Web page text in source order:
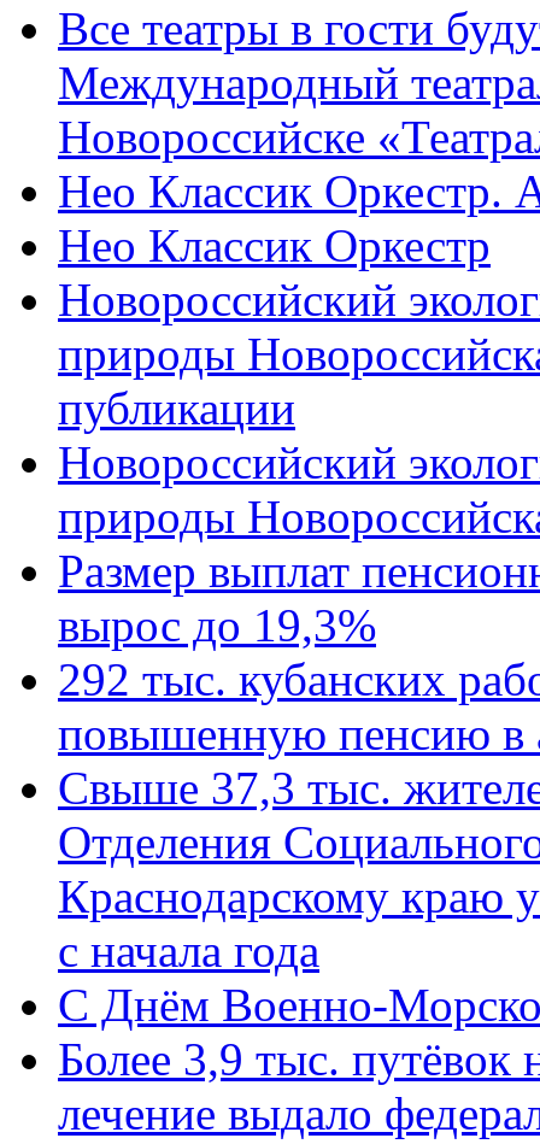
Все театры в гости
Международный
Новороссийске
Нео Классик Оркестр.
Нео Классик Оркестр
Новороссийский
природы
публикации
Новороссийский
природы
Размер выплат
вырос до 19,3%
292 тыс. кубанских
повышенную пенсию в
Свыше 37,3 тыс.
Отделения
Краснодарскому краю
с начала года
C Днём Военно-
Более 3,9 тыс. путёвок
лечение выдало